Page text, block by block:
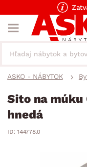
ASKO - NÁBYTOK
Sito na múku
hnedá
ID: 144778.0